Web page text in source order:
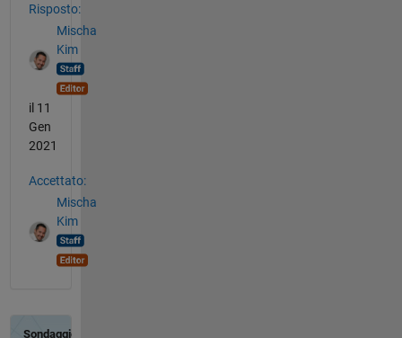
Risposto:
Mischa
Kim
il 11
Gen
2021
Accettato:
Mischa
Kim